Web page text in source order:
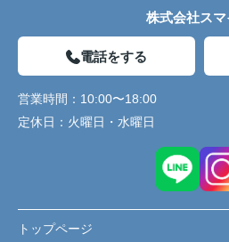
株式会社ス
電話をする
営業時間： 10:00〜18:00
定休日： 火曜日・水曜日
トップページ